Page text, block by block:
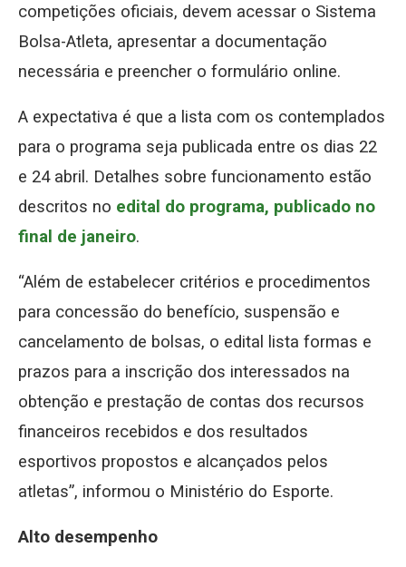
competições oficiais, devem acessar o Sistema
Bolsa-Atleta, apresentar a documentação
necessária e preencher o formulário online.
A expectativa é que a lista com os contemplados
para o programa seja publicada entre os dias 22
e 24 abril. Detalhes sobre funcionamento estão
descritos no edital do programa, publicado no
final de janeiro.
“Além de estabelecer critérios e procedimentos
para concessão do benefício, suspensão e
cancelamento de bolsas, o edital lista formas e
prazos para a inscrição dos interessados na
obtenção e prestação de contas dos recursos
financeiros recebidos e dos resultados
esportivos propostos e alcançados pelos
atletas”, informou o Ministério do Esporte.
Alto desempenho